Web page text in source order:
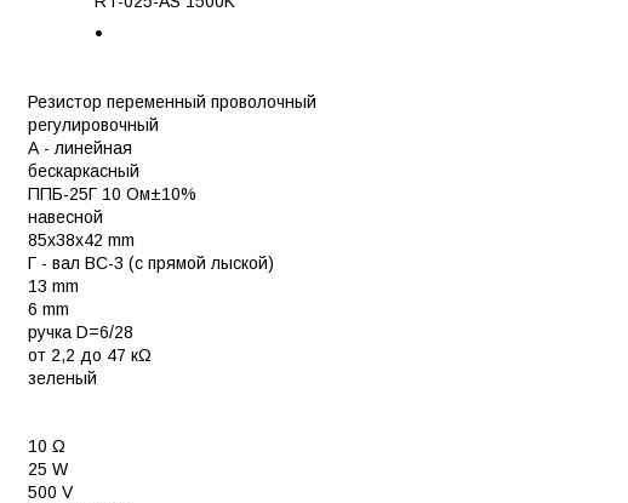
Резистор переменный проволочный
регулировочный
А - линейная
бескаркасный
ППБ-25Г 10 Ом±10%
навесной
85х38х42 mm
Г - вал ВС-3 (с прямой лыской)
13 mm
6 mm
ручка D=6/28
от 2,2 до 47 кΩ
зеленый
10 Ω
25 W
500 V